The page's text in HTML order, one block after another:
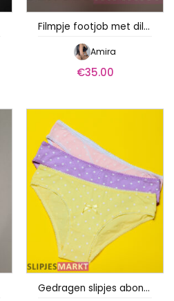
Filmpje footjob met dildo
Amira
€35.00
Gedragen slipjes abonnement – Lilly